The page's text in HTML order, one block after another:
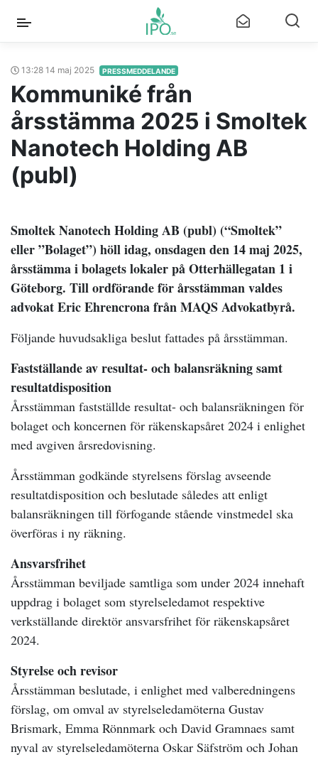
13:28 14 maj 2025 PRESSMEDDELANDE
Kommuniké från
årsstämma 2025 i Smoltek
Nanotech Holding AB
(publ)
Smoltek Nanotech Holding AB (publ) (“Smoltek”
eller ”Bolaget”) höll idag, onsdagen den 14 maj 2025,
årsstämma i bolagets lokaler på Otterhällegatan 1 i
Göteborg. Till ordförande för årsstämman valdes
advokat Eric Ehrencrona från MAQS Advokatbyrå.
Följande huvudsakliga beslut fattades på årsstämman.
Fastställande av resultat- och balansräkning samt
resultatdisposition
Årsstämman fastställde resultat- och balansräkningen för
bolaget och koncernen för räkenskapsåret 2024 i enlighet
med avgiven årsredovisning.
Årsstämman godkände styrelsens förslag avseende
resultatdisposition och beslutade således att enligt
balansräkningen till förfogande stående vinstmedel ska
överföras i ny räkning.
Ansvarsfrihet
Årsstämman beviljade samtliga som under 2024 innehaft
uppdrag i bolaget som styrelseledamot respektive
verkställande direktör ansvarsfrihet för räkenskapsåret
2024.
Styrelse och revisor
Årsstämman beslutade, i enlighet med valberedningens
förslag, om omval av styrelseledamöterna Gustav
Brismark, Emma Rönnmark och David Gramnaes samt
nyval av styrelseledamöterna Oskar Säfström och Johan